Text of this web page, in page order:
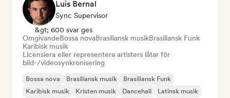
Luis Bernal
Sync Supervisor
&gt; 600 svar ges
OmgivandeBossa novaBrasiliansk musikBrasiliansk Funk
Karibisk musik
Licensiera eller representera artisters låtar för
bild-/videosynkronisering
Bossa nova Brasiliansk musik
Brasiliansk Funk
Karibisk musik
Kristen musik Dancehall
Latinsk musik